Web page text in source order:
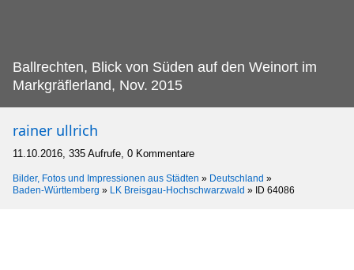
Ballrechten, Blick von Süden auf den Weinort im
Markgräflerland, Nov. 2015
rainer ullrich
11.10.2016, 335 Aufrufe, 0 Kommentare
Bilder, Fotos und Impressionen aus Städten » Deutschland »
Baden-Württemberg » LK Breisgau-Hochschwarzwald » ID 64086